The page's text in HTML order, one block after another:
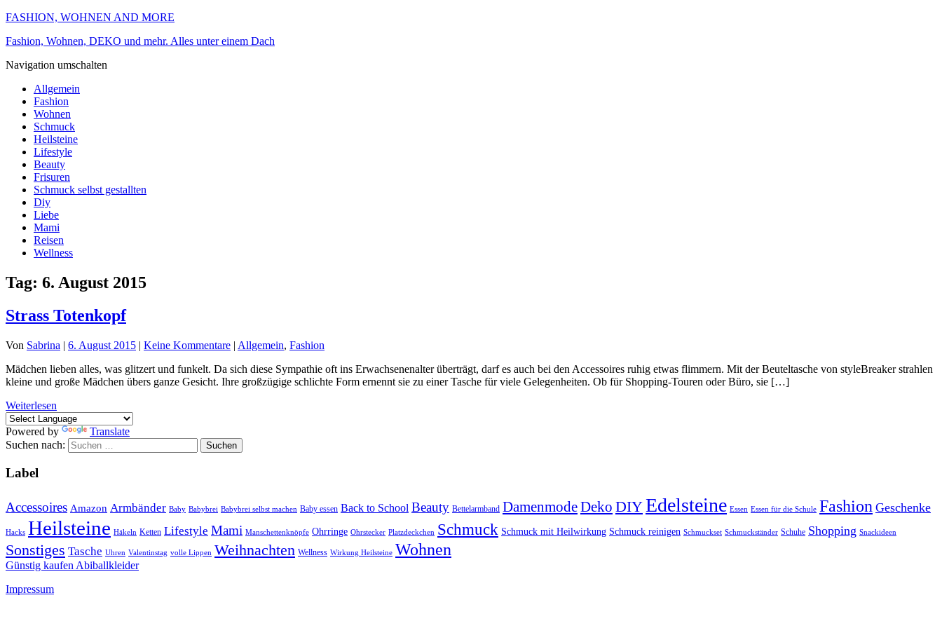
FASHION, WOHNEN AND MORE
Fashion, Wohnen, DEKO und mehr. Alles unter einem Dach
Navigation umschalten
Allgemein
Fashion
Wohnen
Schmuck
Heilsteine
Lifestyle
Beauty
Frisuren
Schmuck selbst gestallten
Diy
Liebe
Mami
Reisen
Wellness
Tag: 6. August 2015
Strass Totenkopf
Von Sabrina | 6. August 2015 | Keine Kommentare | Allgemein, Fashion
Mädchen lieben alles, was glitzert und funkelt. Da sich diese Sympathie oft ins Erwachsenenalter überträgt, darf es auch bei den Accessoires ruhig etwas flimmern. Mit der Beuteltasche von styleBreaker strahlen
kleine und große Mädchen übers ganze Gesicht. Ihre großzügige schlichte Form ernennt sie zu einer Tasche für viele Gelegenheiten. Ob für Shopping-Touren oder Büro, sie […]
Weiterlesen
Powered by
Translate
Suchen nach:
Label
Accessoires Amazon Armbänder Baby Babybrei Babybrei selbst machen Baby essen Back to School Beauty Bettelarmband DamenmodeDeko DIYEdelsteine Essen Essen für die Schule Fashion Geschenke
Hacks Heilsteine Häkeln Ketten Lifestyle Mami Manschettenknöpfe Ohrringe Ohrstecker Platzdeckchen Schmuck Schmuck mit Heilwirkung Schmuck reinigen Schmuckset Schmuckständer Schuhe Shopping Snackideen
Sonstiges Tasche Uhren Valentinstag volle Lippen Weihnachten Wellness Wirkung Heilsteine Wohnen
Günstig kaufen Abiballkleider
Impressum